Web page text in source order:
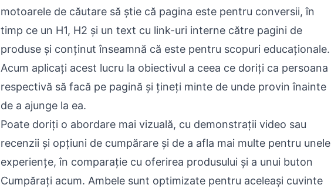
motoarele de căutare să știe că pagina este pentru conversii, în
timp ce un H1, H2 și un text cu link-uri interne către pagini de
produse și conținut înseamnă că este pentru scopuri educaționale.
Acum aplicați acest lucru la obiectivul a ceea ce doriți ca persoana
respectivă să facă pe pagină și țineți minte de unde provin înainte
de a ajunge la ea.
Poate doriți o abordare mai vizuală, cu demonstrații video sau
recenzii și opțiuni de cumpărare și de a afla mai multe pentru unele
experiențe, în comparație cu oferirea produsului și a unui buton
Cumpărați acum. Ambele sunt optimizate pentru aceleași cuvinte